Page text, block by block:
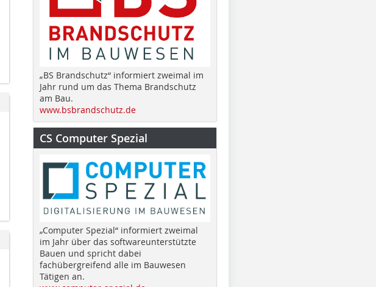
„BS Brandschutz“ informiert zweimal im
Jahr rund um das Thema Brandschutz
am Bau.
www.bsbrandschutz.de
CS Computer Spezial
„Computer Spezial“ informiert zweimal
im Jahr über das softwareunterstützte
Bauen und spricht dabei
fachübergreifend alle im Bauwesen
Tätigen an.